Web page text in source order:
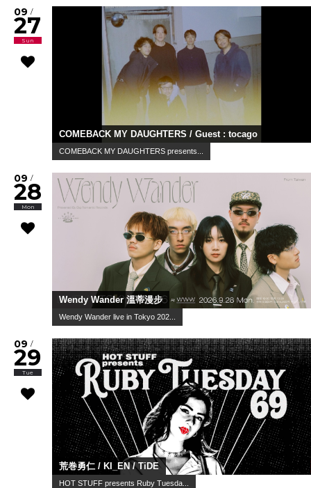
09 /
27
Sun
COMEBACK MY DAUGHTERS / Guest : tocago
COMEBACK MY DAUGHTERS presents...
09 /
28
Mon
Wendy Wander 溫蒂漫步
Wendy Wander live in Tokyo 202...
09 /
29
Tue
荒巻勇仁 / KI_EN / TiDE
HOT STUFF presents Ruby Tuesda...